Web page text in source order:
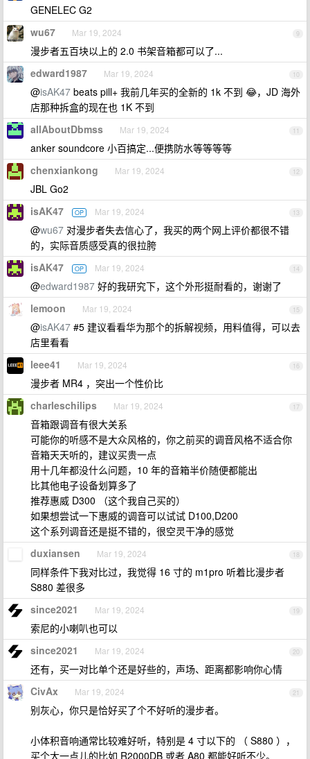
GENELEC G2
9
wu67 Mar 19, 2024
漫步者五百块以上的 2.0 书架音箱都可以了...
10
edward1987 Mar 19, 2024
@isAK47 beats pill+ 我前几年买的全新的 1k 不到 😂，JD 海外
店那种拆盒的现在也 1K 不到
11
allAboutDbmss Mar 19, 2024
anker soundcore 小百搞定...便携防水等等等等
12
chenxiankong Mar 19, 2024
JBL Go2
13
isAK47 OP Mar 19, 2024
@wu67 对漫步者失去信心了，我买的两个网上评价都很不错
的，实际音质感受真的很拉胯
14
isAK47 OP Mar 19, 2024
@edward1987 好的我研究下，这个外形挺耐看的，谢谢了
15
lemoon Mar 19, 2024
@isAK47 #5 建议看看华为那个的拆解视频，用料值得，可以去
店里看看
16
leee41 Mar 19, 2024
漫步者 MR4 ，突出一个性价比
17
charleschilips Mar 19, 2024
音箱跟调音有很大关系
可能你的听感不是大众风格的，你之前买的调音风格不适合你
音箱天天听的，建议买贵一点
用十几年都没什么问题，10 年的音箱半价随便都能出
比其他电子设备划算多了
推荐惠威 D300 （这个我自己买的）
如果想尝试一下惠威的调音可以试试 D100,D200
这个系列调音还是挺不错的，很空灵干净的感觉
18
duxiansen Mar 19, 2024
同样条件下我对比过，我觉得 16 寸的 m1pro 听着比漫步者
S880 差很多
19
since2021 Mar 19, 2024
索尼的小喇叭也可以
20
since2021 Mar 19, 2024
还有，买一对比单个还是好些的，声场、距离都影响你心情
21
CivAx Mar 19, 2024
别灰心，你只是恰好买了个不好听的漫步者。
小体积音响通常比较难好听，特别是 4 寸以下的 （ S880 ），
买个大一点儿的比如 R2000DB 或者 A80 都能好听不少。